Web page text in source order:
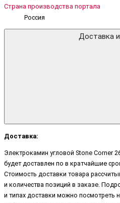
Страна производства портала
Россия
Доставка
Доставка:
Электрокамин угловой Stone Corner
будет доставлен по в кратчайшие
Стоимость доставки товара
и количества позиций в заказе.
и типах доставки можно посмотреть